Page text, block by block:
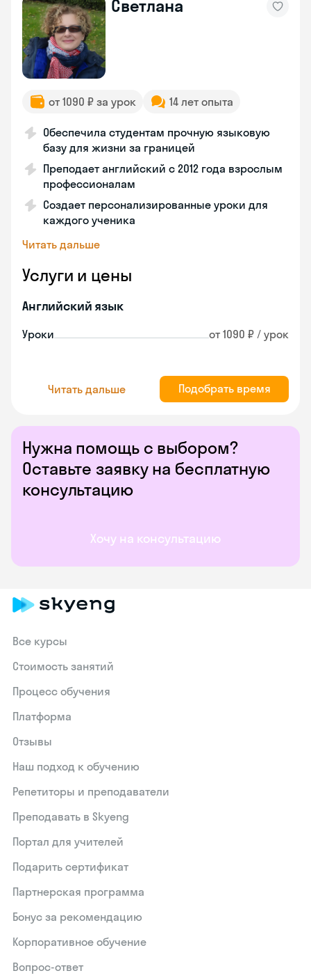
Нужна помощь с выбором?
Оставьте заявку на бесплатную
консультацию
Хочу на консультацию
Светлана
от 1090 ₽ за урок 14 лет опыта
Обеспечила студентам прочную языковую
базу для жизни за границей
Преподает английский с 2012 года взрослым
профессионалам
Создает персонализированные уроки для
каждого ученика
Читать дальше
Услуги и цены
Английский язык
Уроки от 1090 ₽ / урок
Читать дальше Подобрать время
Все курсы
Стоимость занятий
Процесс обучения
Платформа
Отзывы
Наш подход к обучению
Репетиторы и преподаватели
Преподавать в Skyeng
Портал для учителей
Подарить сертификат
Партнерская программа
Бонус за рекомендацию
Корпоративное обучение
Вопрос-ответ